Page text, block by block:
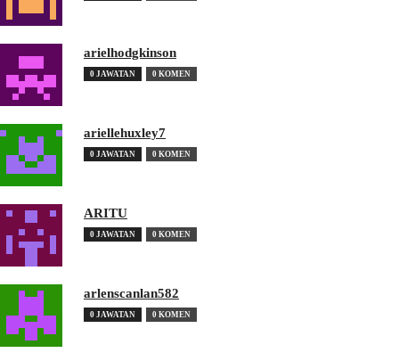
arielhodgkinson
0 JAWATAN 0 KOMEN
ariellehuxley7
0 JAWATAN 0 KOMEN
ARITU
0 JAWATAN 0 KOMEN
arlenscanlan582
0 JAWATAN 0 KOMEN